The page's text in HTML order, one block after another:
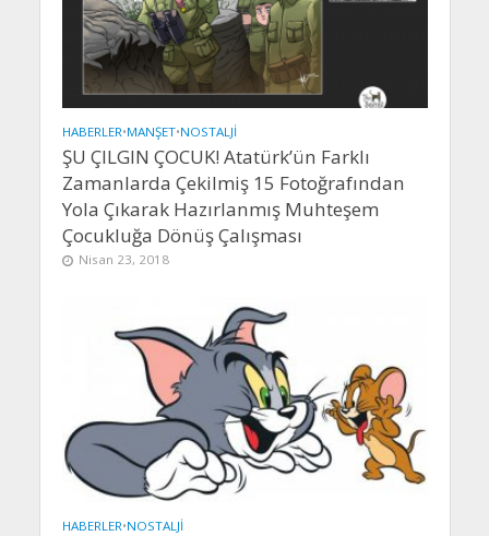
HABERLER•MANŞET•NOSTALJI
ŞU ÇILGIN ÇOCUK! Atatürk’ün Farklı
Zamanlarda Çekilmiş 15 Fotoğrafından
Yola Çıkarak Hazırlanmış Muhteşem
Çocukluğa Dönüş Çalışması
Nisan 23, 2018
HABERLER•NOSTALJI